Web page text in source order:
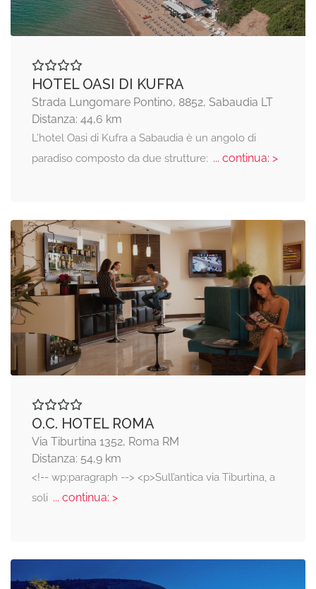
HOTEL OASI DI KUFRA
Strada Lungomare Pontino, 8852, Sabaudia LT
Distanza: 44,6 km
L’hotel Oasi di Kufra a Sabaudia è un angolo di
paradiso composto da due strutture: ... continua: >
O.C. HOTEL ROMA
Via Tiburtina 1352, Roma RM
Distanza: 54,9 km
<!-- wp:paragraph --> <p>Sull’antica via Tiburtina, a
soli ... continua: >